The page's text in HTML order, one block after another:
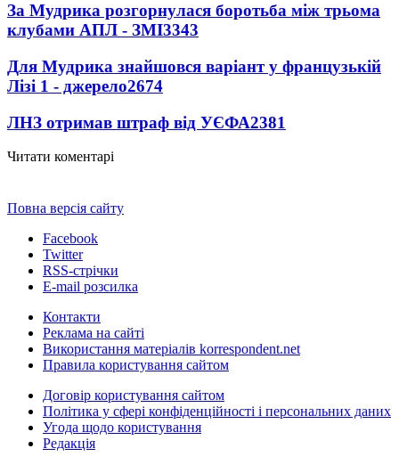
За Мудрика розгорнулася боротьба між трьома
клубами АПЛ - ЗМІ3343
Для Мудрика знайшовся варіант у французькій
Лізі 1 - джерело2674
ЛНЗ отримав штраф від УЄФА2381
Читати коментарі
Повна версія сайту
Facebook
Twitter
RSS-стрічки
E-mail розсилка
Контакти
Реклама на сайті
Використання матеріалів korrespondent.net
Правила користування сайтом
Договір користування сайтом
Політика у сфері конфіденційності і персональних даних
Угода щодо користування
Редакція